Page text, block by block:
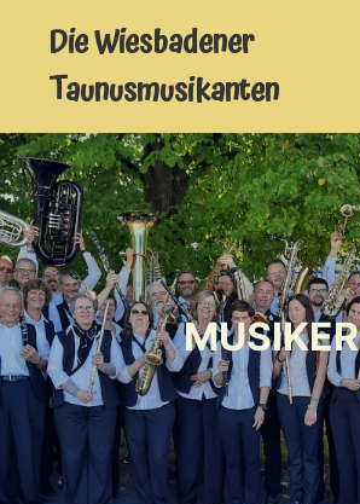
Die Wiesbadener
Taunusmusikanten
MUSIKER